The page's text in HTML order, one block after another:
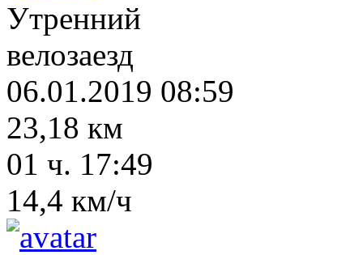
Утренний
велозаезд
06.01.2019 08:59
23,18 км
01 ч. 17:49
14,4 км/ч